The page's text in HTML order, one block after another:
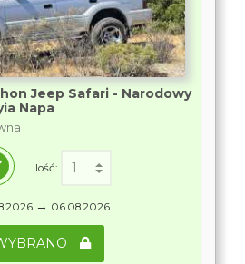
Jeep Safari - Narodowy
Napa
Ilość:
→ 06.08.2026